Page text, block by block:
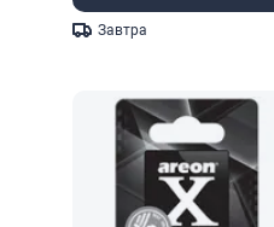
Завтра